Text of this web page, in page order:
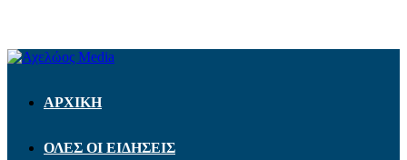
ΑΡΧΙΚΗ
ΟΛΕΣ ΟΙ ΕΙΔΗΣΕΙΣ